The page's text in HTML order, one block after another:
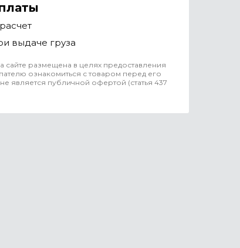
выдаче груза
размещена в целях предоставления
ознакомиться с товаром перед его
является публичной офертой (статья 437